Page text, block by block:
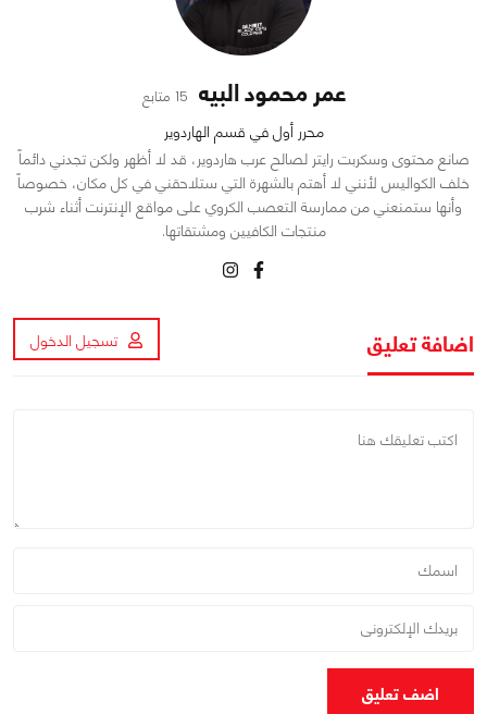
عمر محمود البيه 15 متابع
محرر أول في قسم الهاردوير
صانع محتوى وسكربت رايتر لصالح عرب هاردوير، قد لا أظهر ولكن تجدني دائماً
خلف الكواليس لأنني لا أهتم بالشهرة التي ستلاحقني في كل مكان، خصوصاً
وأنها ستمنعني من ممارسة التعصب الكروي على مواقع الإنترنت أثناء شرب
منتجات الكافيين ومشتقاتها.
اضافة تعليق تسجيل الدخول
اضف تعليق